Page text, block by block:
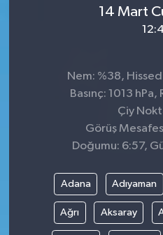
14 Mart
Nem: %38,
Basınç: 1013
Çiy
Görüş
Doğumu: 6:57,
Adana Adıyaman
Ağrı Aksaray